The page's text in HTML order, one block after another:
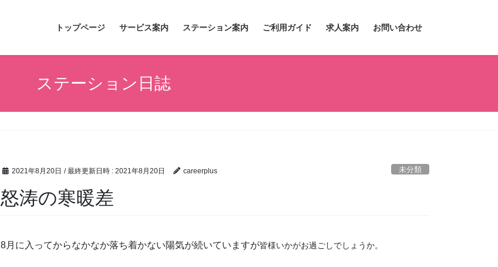
トップページ サービス案内 ステーション案内 ご利用ガイド 求人案内 お問い合わせ
ステーション日誌
2021年8月20日 / 最終更新日時 : 2021年8月20日 careerplus 未分類
怒涛の寒暖差
8月に入ってからなかなか落ち着かない陽気が続いていますが皆様いかがお過ごしでしょうか。